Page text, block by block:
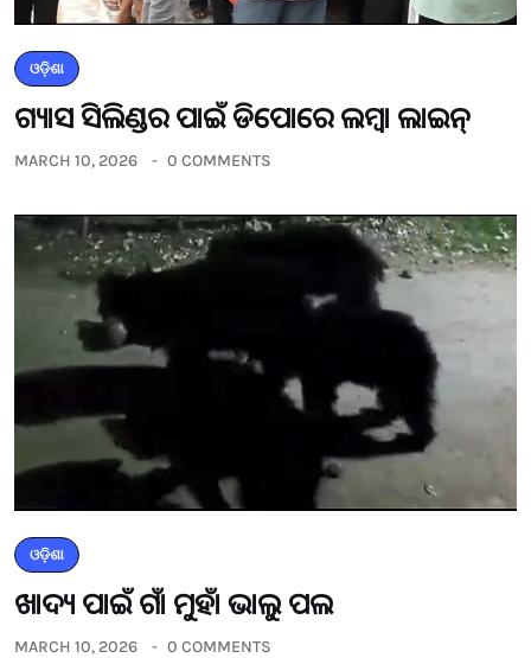
ଓଡ଼ିଶା
ଗ୍ୟାସ ସିଲିଣ୍ଡର ପାଇଁ ଡିପୋରେ ଲମ୍ବା ଲାଇନ୍
MARCH 10, 2026 0 COMMENTS
ଓଡ଼ିଶା
ଖାଦ୍ୟ ପାଇଁ ଗାଁ ମୁହାଁ ଭାଲୁ ପଲ
MARCH 10, 2026 0 COMMENTS